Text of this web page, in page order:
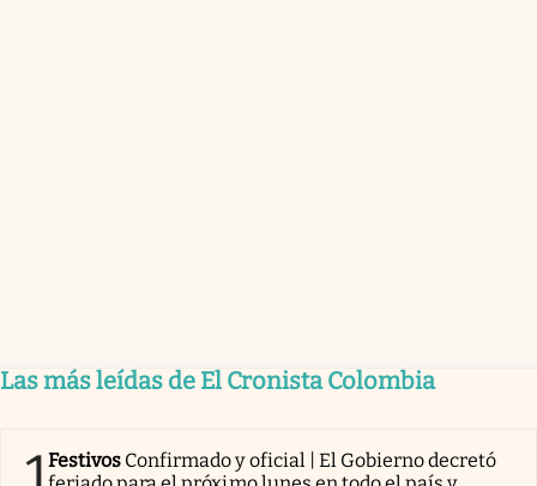
Las más leídas de El Cronista Colombia
Festivos Confirmado y oficial | El Gobierno decretó